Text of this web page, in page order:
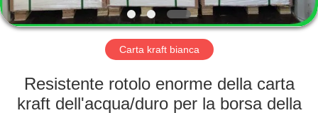
GIRO
FABBRICA
Carta kraft bianca
Resistente rotolo enorme della carta
kraft dell'acqua/duro per la borsa della